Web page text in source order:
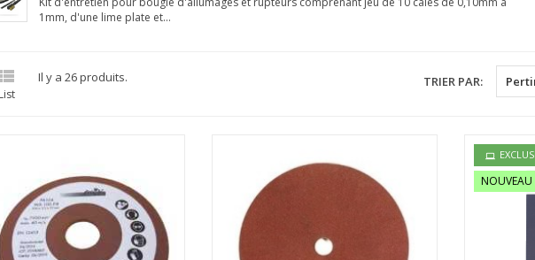
1mm, d'une lime plate et...
Il y a 26 produits. TRIER PAR:
NOUVEAU